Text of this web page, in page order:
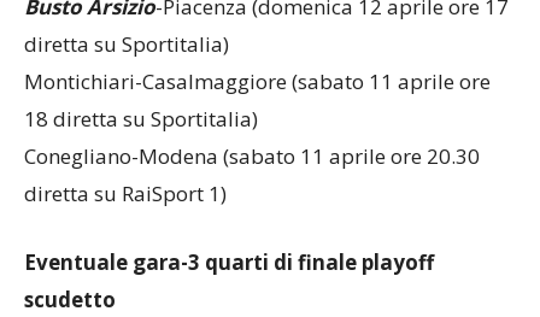
diretta su Sportitalia)
Montichiari-Casalmaggiore (sabato 11 aprile ore
18 diretta su Sportitalia)
Conegliano-Modena (sabato 11 aprile ore 20.30
diretta su RaiSport 1)
scudetto